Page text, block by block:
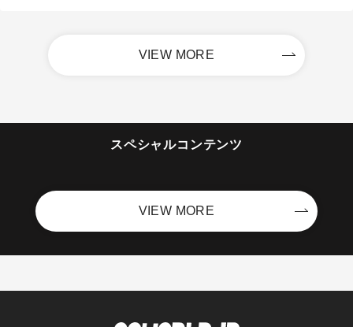
VIEW MORE
スペシャルコンテンツ
VIEW MORE